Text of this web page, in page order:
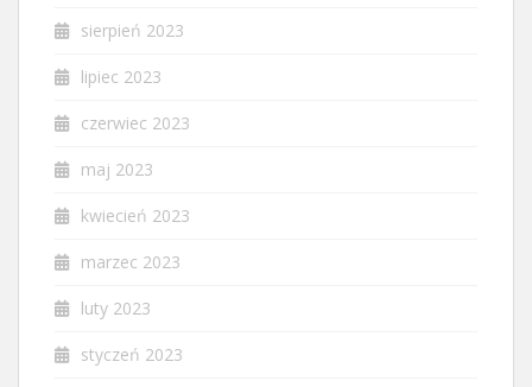
sierpień 2023
lipiec 2023
czerwiec 2023
maj 2023
kwiecień 2023
marzec 2023
luty 2023
styczeń 2023